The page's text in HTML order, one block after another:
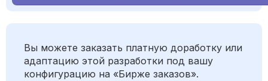
Вы можете заказать платную доработку или
адаптацию этой разработки под вашу
конфигурацию на «Бирже заказов».